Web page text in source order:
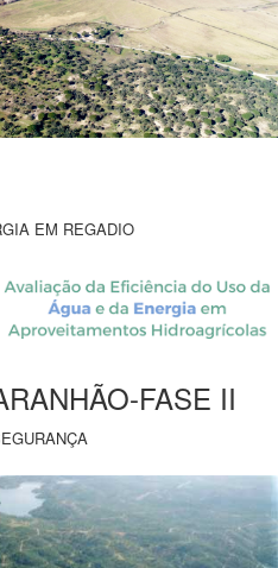
EM REGADIO
FASE II